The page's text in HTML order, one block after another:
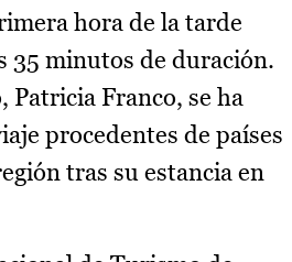
hora de la tarde
35 minutos de duración.
Patricia Franco, se ha
procedentes de países
tras su estancia en